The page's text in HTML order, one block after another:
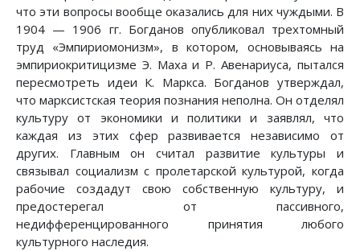
что эти вопросы вообще оказались для них чуждыми. В
1904 — 1906 гг. Богданов опубликовал трехтомный
труд «Эмпириомонизм», в котором, основываясь на
эмпириокритицизме Э. Маха и Р. Авенариуса, пытался
пересмотреть идеи К. Маркса. Богданов утверждал,
что марксистская теория познания неполна. Он отделял
культуру от экономики и политики и заявлял, что
каждая из этих сфер развивается независимо от
других. Главным он считал развитие культуры и
связывал социализм с пролетарской культурой, когда
рабочие создадут свою собственную культуру, и
предостерегал от пассивного,
недифференцированного принятия любого
культурного наследия.